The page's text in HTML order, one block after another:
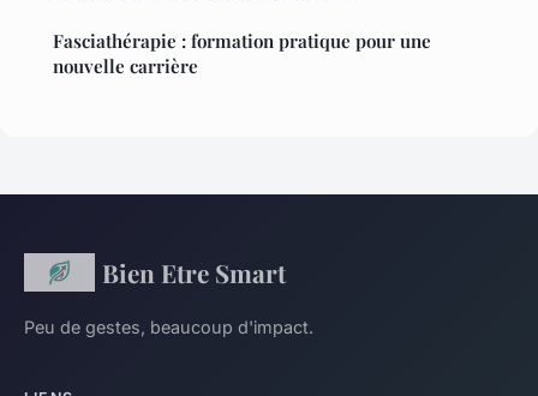
Fasciathérapie : formation pratique pour une
nouvelle carrière
Bien Etre Smart
Peu de gestes, beaucoup d'impact.